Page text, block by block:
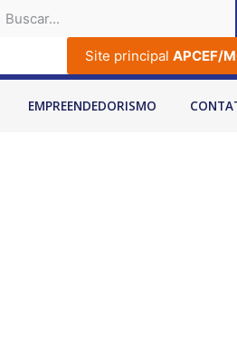
Site principal APCEF/
EMPREENDEDORISMO